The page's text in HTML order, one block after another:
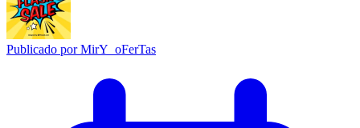
Publicado porMirY_oFerTas